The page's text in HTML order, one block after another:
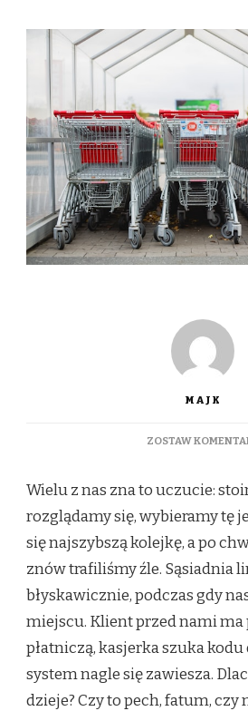
MAJK
ZOSTAW
Wielu z nas zna to uczucie:
rozglądamy się, wybieramy tę
się najszybszą kolejkę, a po
znów trafiliśmy źle. Sąsiadnia
błyskawicznie, podczas gdy
miejscu. Klient przed nami
płatniczą, kasjerka szuka kodu
system nagle się zawiesza.
dzieje? Czy to pech, fatum, czy